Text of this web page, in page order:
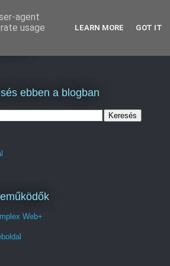
ebben a blogban
Web+
agent
usage
LEARN MORE GOT IT